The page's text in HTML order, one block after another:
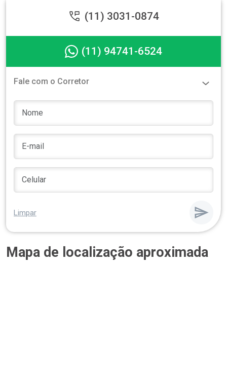
(11) 3031-0874
(11) 94741-6524
Fale com o Corretor
Limpar
Mapa de localização aproximada